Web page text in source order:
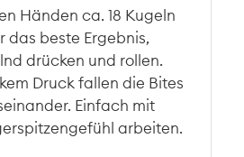
Händen ca. 18 Kugeln
das beste Ergebnis,
drücken und rollen.
Druck fallen die Bites
Einfach mit
arbeiten.